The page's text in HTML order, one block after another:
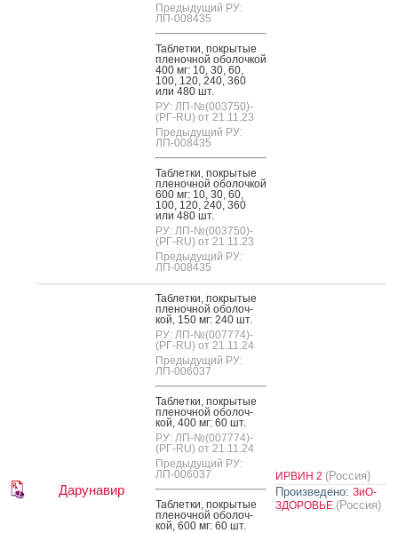
Предыдущий РУ:
ЛП-008435
Таб­летки, пок­ры­тые
пле­ноч­ной обо­лоч­кой
400 мг: 10, 30, 60,
100, 120, 240, 360
или 480 шт.
РУ: ЛП-№(003750)-
(РГ-RU) от 21.11.23
Предыдущий РУ:
ЛП-008435
Таб­летки, пок­ры­тые
пле­ноч­ной обо­лоч­кой
600 мг: 10, 30, 60,
100, 120, 240, 360
или 480 шт.
РУ: ЛП-№(003750)-
(РГ-RU) от 21.11.23
Предыдущий РУ:
ЛП-008435
Дарунавир
Таб­летки, пок­ры­тые
пле­ноч­ной обо­лоч­
кой, 150 мг: 240 шт.
РУ: ЛП-№(007774)-
(РГ-RU) от 21.11.24
Предыдущий РУ:
ЛП-006037
Таб­летки, пок­ры­тые
пле­ноч­ной обо­лоч­
кой, 400 мг: 60 шт.
РУ: ЛП-№(007774)-
(РГ-RU) от 21.11.24
Предыдущий РУ:
ЛП-006037
Таб­летки, пок­ры­тые
пле­ноч­ной обо­лоч­
кой, 600 мг: 60 шт.
ИРВИН 2 (Россия)
Произведено: ЗиО-
ЗДОРОВЬЕ (Россия)